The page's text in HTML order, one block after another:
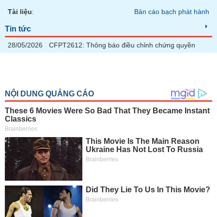
Tài liệu: Bản cáo bạch phát hành
Tin tức
28/05/2026 CFPT2612: Thông báo điều chỉnh chứng quyền
Công
Truyền
thông
tài
chính
liệu